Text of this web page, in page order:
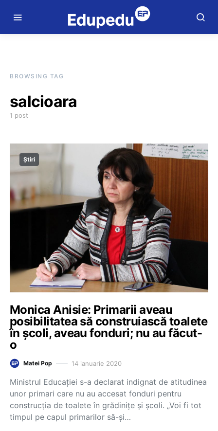
BROWSING TAG
salcioara
1 post
Știri
Monica Anisie: Primarii aveau
posibilitatea să construiască toalete
în școli, aveau fonduri; nu au făcut-
o
Matei Pop 14 ianuarie 2020
Ministrul Educației s-a declarat indignat de atitudinea
unor primari care nu au accesat fonduri pentru
construcţia de toalete în grădiniţe şi şcoli. „Voi fi tot
timpul pe capul primarilor să-şi…